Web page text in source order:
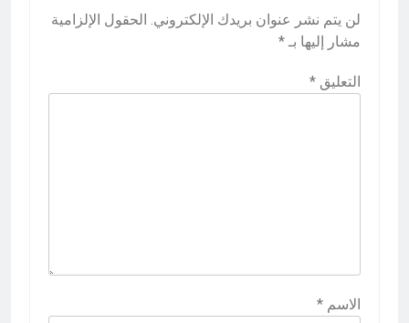
لن يتم نشر عنوان بريدك الإلكتروني. الحقول الإلزامية
مشار إليها بـ *
التعليق *
الاسم *